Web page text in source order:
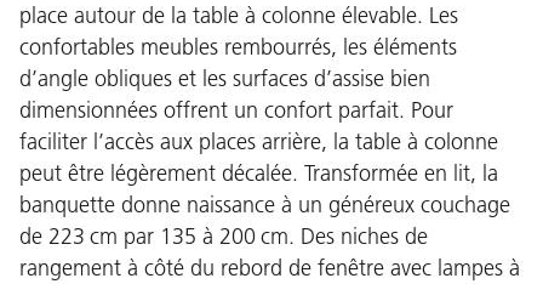
place autour de la table à colonne élevable. Les
confortables meubles rembourrés, les éléments
d’angle obliques et les surfaces d’assise bien
dimensionnées offrent un confort parfait. Pour
faciliter l’accès aux places arrière, la table à colonne
peut être légèrement décalée. Transformée en lit, la
banquette donne naissance à un généreux couchage
de 223 cm par 135 à 200 cm. Des niches de
rangement à côté du rebord de fenêtre avec lampes à